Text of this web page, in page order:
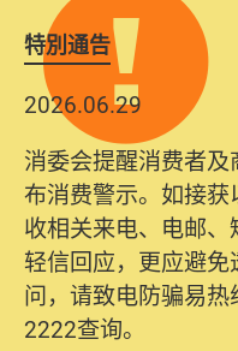
特別通告
2026.06.29
消委会提醒消费者
布消费警示。如接
收相关来电、电邮
轻信回应，更应避
问，请致电防骗易
2222查询。